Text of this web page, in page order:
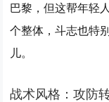
巴黎，但这帮年轻
个整体，斗志也特
儿。
战术风格：攻防